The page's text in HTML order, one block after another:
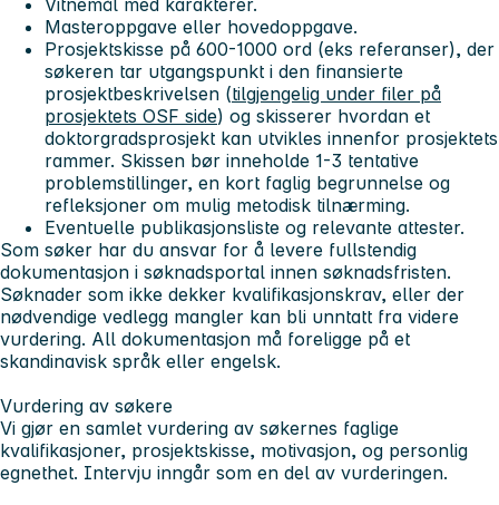
Vitnemål med karakterer.
Masteroppgave eller hovedoppgave.
Prosjektskisse på 600-1000 ord (eks referanser), der
søkeren tar utgangspunkt i den finansierte
prosjektbeskrivelsen (tilgjengelig under filer på
prosjektets OSF side) og skisserer hvordan et
doktorgradsprosjekt kan utvikles innenfor prosjektets
rammer. Skissen bør inneholde 1-3 tentative
problemstillinger, en kort faglig begrunnelse og
refleksjoner om mulig metodisk tilnærming.
Eventuelle publikasjonsliste og relevante attester.
Som søker har du ansvar for å levere fullstendig
dokumentasjon i søknadsportal innen søknadsfristen.
Søknader som ikke dekker kvalifikasjonskrav, eller der
nødvendige vedlegg mangler kan bli unntatt fra videre
vurdering. All dokumentasjon må foreligge på et
skandinavisk språk eller engelsk.
Vurdering av søkere
Vi gjør en samlet vurdering av søkernes faglige
kvalifikasjoner, prosjektskisse, motivasjon, og personlig
egnethet. Intervju inngår som en del av vurderingen.